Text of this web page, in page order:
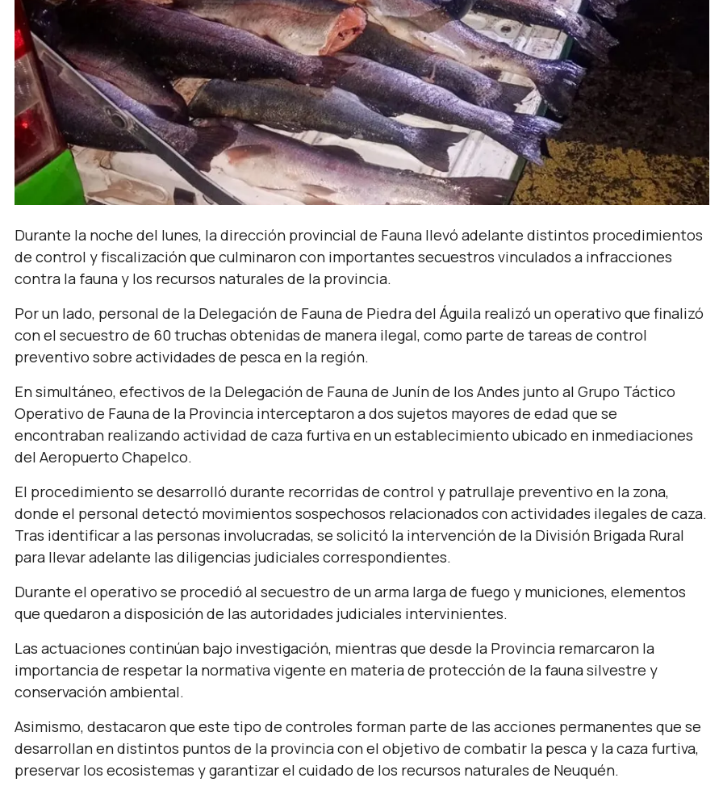
Durante la noche del lunes, la dirección provincial de Fauna llevó adelante distintos procedimientos
de control y fiscalización que culminaron con importantes secuestros vinculados a infracciones
contra la fauna y los recursos naturales de la provincia.
Por un lado, personal de la Delegación de Fauna de Piedra del Águila realizó un operativo que finalizó
con el secuestro de 60 truchas obtenidas de manera ilegal, como parte de tareas de control
preventivo sobre actividades de pesca en la región.
En simultáneo, efectivos de la Delegación de Fauna de Junín de los Andes junto al Grupo Táctico
Operativo de Fauna de la Provincia interceptaron a dos sujetos mayores de edad que se
encontraban realizando actividad de caza furtiva en un establecimiento ubicado en inmediaciones
del Aeropuerto Chapelco.
El procedimiento se desarrolló durante recorridas de control y patrullaje preventivo en la zona,
donde el personal detectó movimientos sospechosos relacionados con actividades ilegales de caza.
Tras identificar a las personas involucradas, se solicitó la intervención de la División Brigada Rural
para llevar adelante las diligencias judiciales correspondientes.
Durante el operativo se procedió al secuestro de un arma larga de fuego y municiones, elementos
que quedaron a disposición de las autoridades judiciales intervinientes.
Las actuaciones continúan bajo investigación, mientras que desde la Provincia remarcaron la
importancia de respetar la normativa vigente en materia de protección de la fauna silvestre y
conservación ambiental.
Asimismo, destacaron que este tipo de controles forman parte de las acciones permanentes que se
desarrollan en distintos puntos de la provincia con el objetivo de combatir la pesca y la caza furtiva,
preservar los ecosistemas y garantizar el cuidado de los recursos naturales de Neuquén.